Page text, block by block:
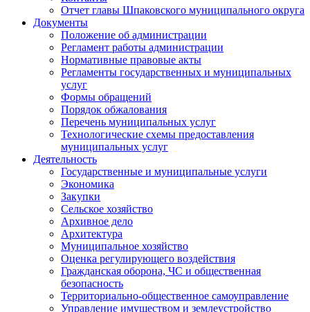
Отчет главы Шпаковского муниципального округа
Документы
Положение об администрации
Регламент работы администрации
Нормативные правовые акты
Регламенты государственных и муниципальных
услуг
Формы обращений
Порядок обжалования
Перечень муниципальных услуг
Технологические схемы предоставления
муниципальных услуг
Деятельность
Государственные и муниципальные услуги
Экономика
Закупки
Сельское хозяйство
Архивное дело
Архитектура
Муниципальное хозяйство
Оценка регулирующего воздействия
Гражданская оборона, ЧС и общественная
безопасность
Территориально-общественное самоуправление
Управление имуществом и землеустройство